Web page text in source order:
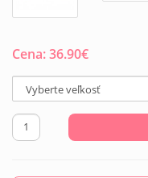
Cena:36.90€